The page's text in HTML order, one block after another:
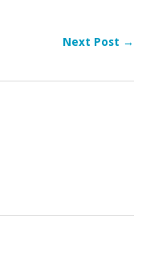
Next Post →